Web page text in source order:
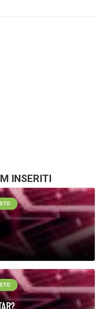
INSERITI